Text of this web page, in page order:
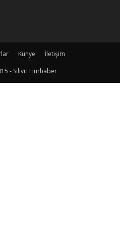
Künye
İletişim
- Silivri Hürhaber